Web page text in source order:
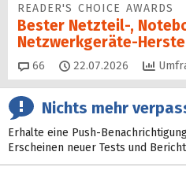
READER'S CHOICE AWARDS
Bester Netzteil-,
Netzwerkgeräte-
66 Kommentare
22.07.2026
Nichts mehr
Erhalte eine Push-
Erscheinen neuer Tests und